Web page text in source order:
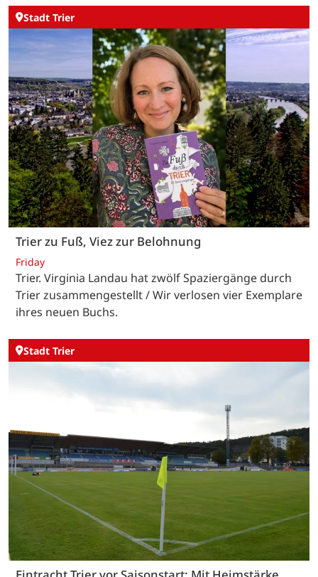
Stadt Trier
Trier zu Fuß, Viez zur Belohnung
Friday
Trier. Virginia Landau hat zwölf Spaziergänge durch
Trier zusammengestellt / Wir verlosen vier Exemplare
ihres neuen Buchs.
Stadt Trier